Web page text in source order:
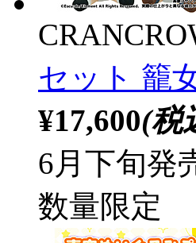
セット 籠
¥17,600(税
6月下旬発
数量限定